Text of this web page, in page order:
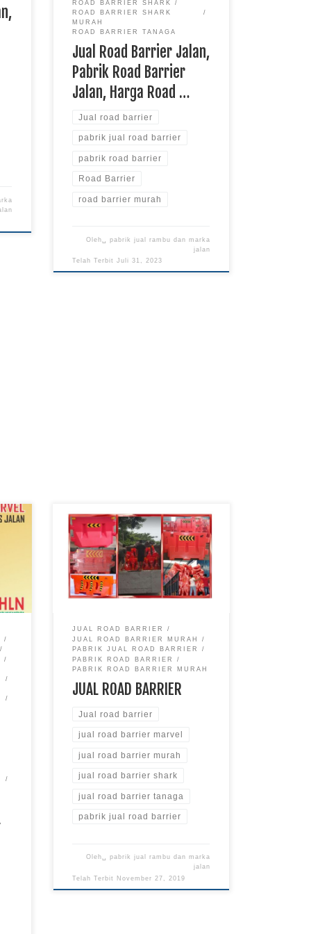
ROAD BARRIER SHARK
ROAD BARRIER SHARK
MURAH
ROAD BARRIER TANAGA
Jual Road Barrier Jalan,
Pabrik Road Barrier
Jalan, Harga Road …
Jual road barrier
pabrik jual road barrier
pabrik road barrier
Road Barrier
road barrier murah
Oleh␣ pabrik jual rambu dan marka
jalan
Telah TerbitJuli 31, 2023
kami adalah pabrik yang menjual
Road Barrier. Sebab ada satu
kesamaan, adalah semuanya
digunakan untuk mengingatkan
pengendara supaya tertib lalu
lintas. Road barrier pada
dan lain hal, ada komponen dari
jalan raya yang perlu ditutup untuk
sementara waktu. sementara road
JUAL ROAD BARRIER
JUAL ROAD BARRIER MURAH
PABRIK JUAL ROAD BARRIER
PABRIK ROAD BARRIER
PABRIK ROAD BARRIER MURAH
JUAL ROAD BARRIER
Jual road barrier
jual road barrier marvel
jual road barrier murah
jual road barrier shark
jual road barrier tanaga
pabrik jual road barrier
Oleh␣ pabrik jual rambu dan marka
jalan
Telah Terbit November 27, 2019